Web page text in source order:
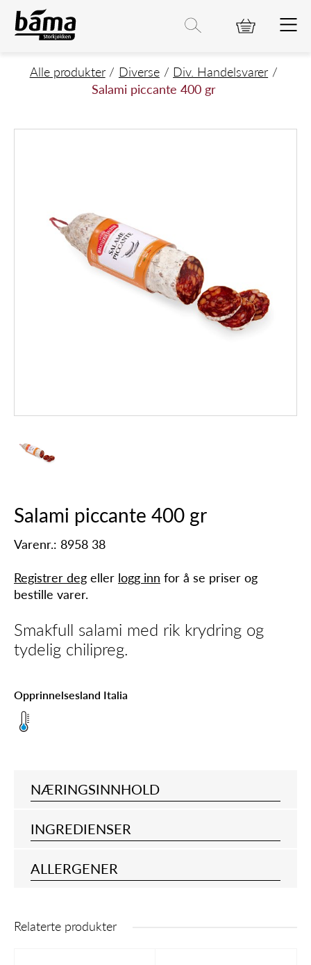
Salami piccante 400 gr
Hovedinnhold
Hovedmeny
Hovedmeny
Alle produkter Diverse
Div. Handelsvarer
Salami piccante 400 gr
Salami piccante 400 gr
Varenr.: 8958 38
Registrer deg eller logg inn for å se priser og
bestille varer.
Smakfull salami med rik krydring og
tydelig chilipreg.
Opprinnelsesland Italia
NÆRINGSINNHOLD
INGREDIENSER
ALLERGENER
Relaterte produkter